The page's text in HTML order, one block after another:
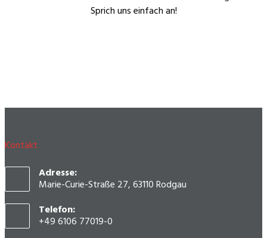
Sprich uns einfach an!
Kontakt
Adresse:
Marie-Curie-Straße 27, 63110 Rodgau
Telefon:
+49 6106 77019-0